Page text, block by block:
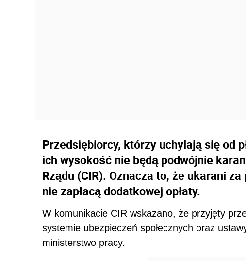
Przedsiębiorcy, którzy uchylają się od
ich wysokość nie będą podwójnie
Rządu (CIR). Oznacza to, że ukarani
nie zapłacą dodatkowej opłaty.
W komunikacie CIR wskazano, że przyjęty
systemie ubezpieczeń społecznych oraz
ministerstwo pracy.